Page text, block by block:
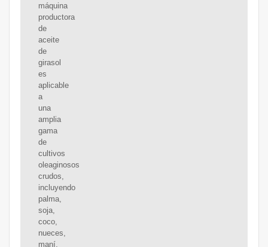
máquina
productora
de
aceite
de
girasol
es
aplicable
a
una
amplia
gama
de
cultivos
oleaginosos
crudos,
incluyendo
palma,
soja,
coco,
nueces,
maní,